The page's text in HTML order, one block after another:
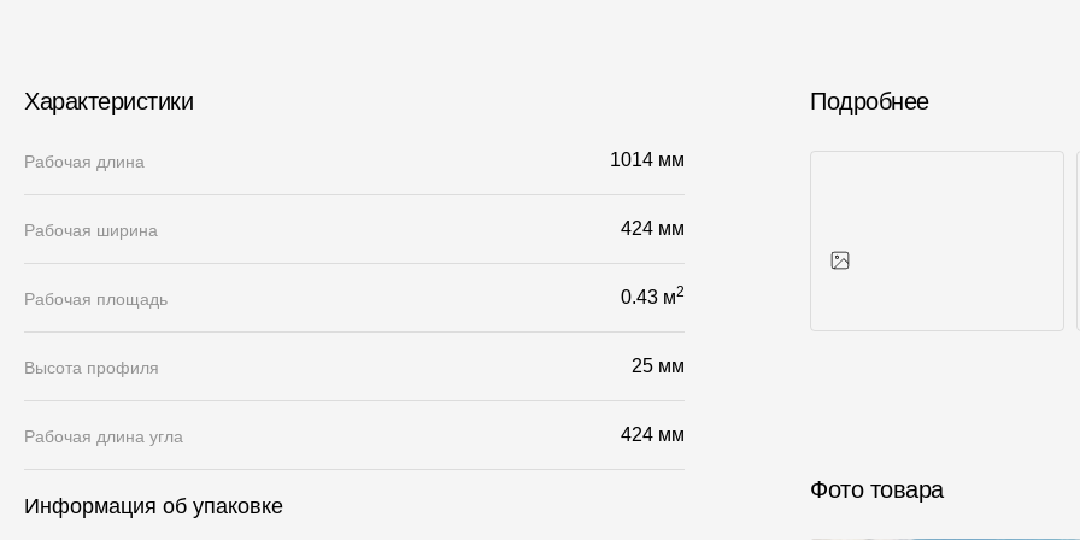
Характеристики
Рабочая длина 1014 мм
Рабочая ширина 424 мм
Рабочая площадь 0.43 м2
Высота профиля 25 мм
Рабочая длина угла 424 мм
Информация об упаковке
Подробнее
Фото товара